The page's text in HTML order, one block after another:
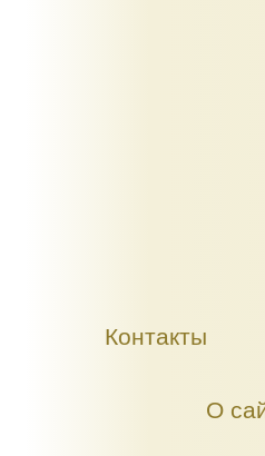
Контакты
О